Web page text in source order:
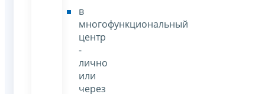
в
многофункциональный
центр
-
лично
или
через